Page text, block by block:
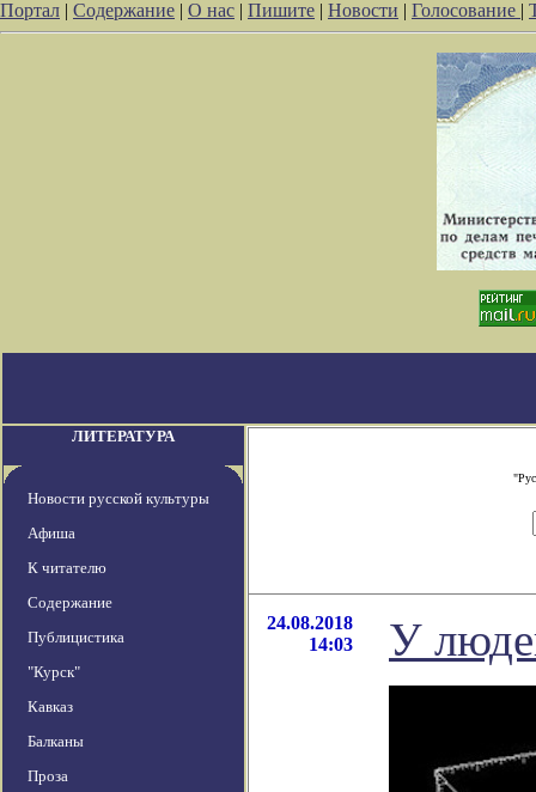
Портал | Содержание | О нас | Пишите | Новости | Голосование |
ЛИТЕРАТУРА
Новости русской культуры
Афиша
К читателю
Содержание
Публицистика
"Курск"
Кавказ
Балканы
Проза
24.08.2018
14:03
У